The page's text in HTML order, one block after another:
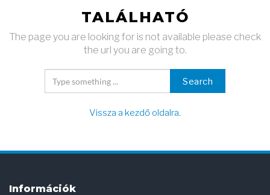
TALÁLHATÓ
The page you are looking for is not available please check
the url you are going to.
Search
Vissza a kezdő oldalra.
Információk